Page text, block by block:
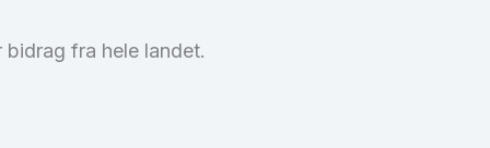
fra hele landet.